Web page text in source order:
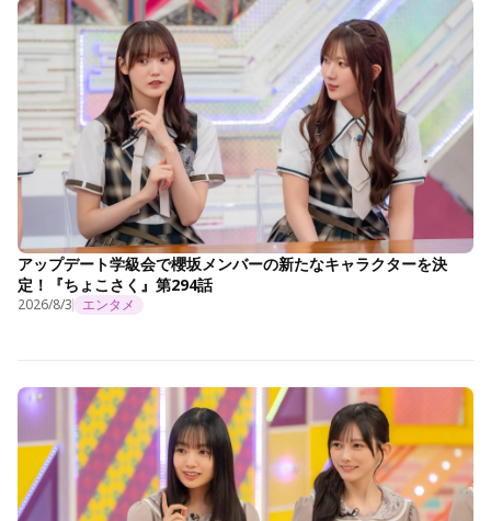
アップデート学級会で櫻坂メンバーの新たなキャラクターを決
定！『ちょこさく』第294話
2026/8/3 エンタメ